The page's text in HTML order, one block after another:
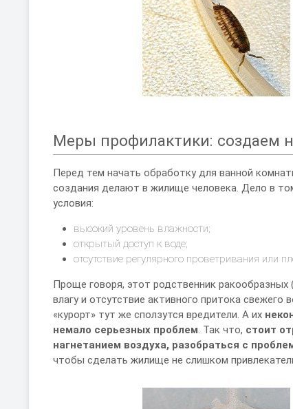
Меры профилактики: создаем
Перед тем начать обработку для ванной
создания делают в жилище человека. Дело в
условия:
высокий уровень влажности;
открытый доступ к воде;
отсутствие регулярного проветривания или
Проще говоря, этот родственник
влагу и отсутствие активного притока
«курорт» тут же сползутся вредители. А их
немало серьезных проблем. Так что, стоит
нагнетанием воздуха, разобраться с
чтобы сделать жилище не слишком